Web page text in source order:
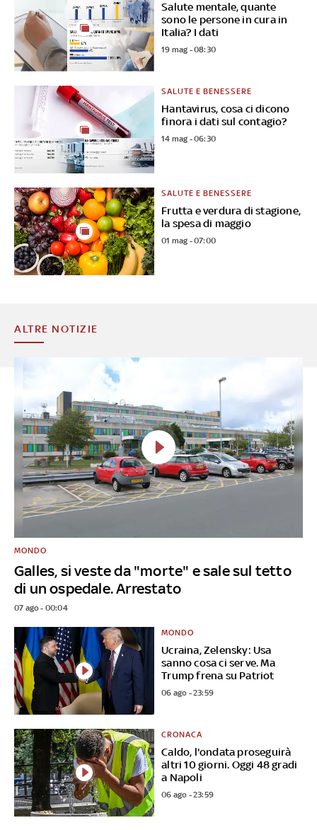
Salute mentale, quante
sono le persone in cura in
Italia? I dati
19 mag - 08:30
Hantavirus, cosa ci dicono
finora i dati sul contagio?
SALUTE E BENESSERE
14 mag - 06:30
Frutta e verdura di stagione,
la spesa di maggio
SALUTE E BENESSERE
01 mag - 07:00
ALTRE NOTIZIE
Galles, si veste da "morte" e sale sul tetto
di un ospedale. Arrestato
MONDO
07 ago - 00:04
Ucraina, Zelensky: Usa
sanno cosa ci serve. Ma
Trump frena su Patriot
MONDO
06 ago - 23:59
Caldo, l'ondata proseguirà
altri 10 giorni. Oggi 48 gradi
a Napoli
CRONACA
06 ago - 23:59